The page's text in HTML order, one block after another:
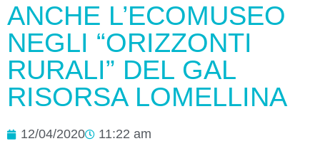
ANCHE L’ECOMUSEO
NEGLI “ORIZZONTI
RURALI” DEL GAL
RISORSA LOMELLINA
12/04/2020 11:22 am